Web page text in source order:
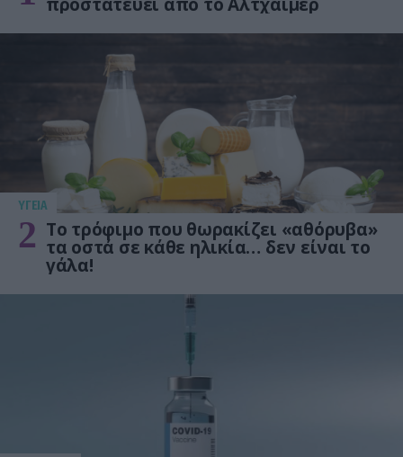
ΥΓΕΙΑ
2 Το τρόφιμο που θωρακίζει «αθόρυβα»
τα οστά σε κάθε ηλικία… δεν είναι το
γάλα!